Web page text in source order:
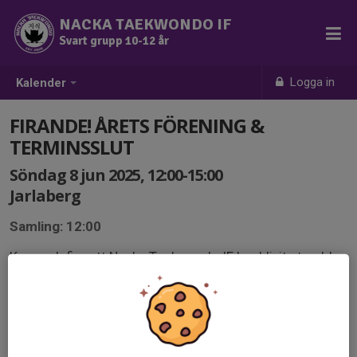
Kalender Logga in
NACKA TAEKWONDO IF
Svart grupp 10-12 år
FIRANDE! ÅRETS FÖRENING &
TERMINSSLUT
Söndag 8 jun 2025, 12:00-15:00
Jarlaberg
Samling: 12:00
Kom och fira att Nacka Taekwondo IF har blivit utsedd
till Årets Förening av Nacka kommun – och att ännu en
rolig termin är avslutad!
Vi bjuder på korv, fika och roliga aktiviteter!
Föräldrar och syskon är självklart också välkomna –